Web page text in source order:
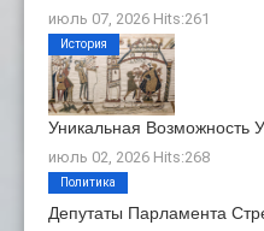
июль 07, 2026 Hits:261
Уникальная Возможность
июль 02, 2026 Hits:268
История
Депутаты Парламента
Политика